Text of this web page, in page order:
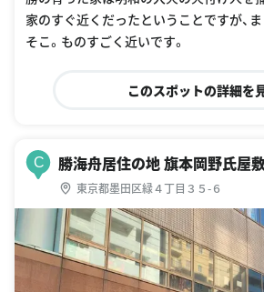
家のすぐ近くだったということですが、
そこ。ものすごく近いです。
このスポットの詳細を
C 勝海舟居住の地 旗本岡野氏屋
東京都墨田区緑４丁目３５-６